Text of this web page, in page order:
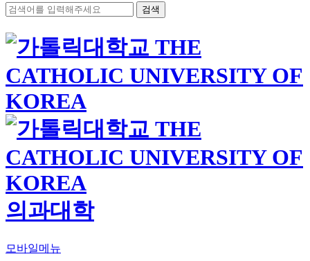
검색
의과대학
모바일메뉴